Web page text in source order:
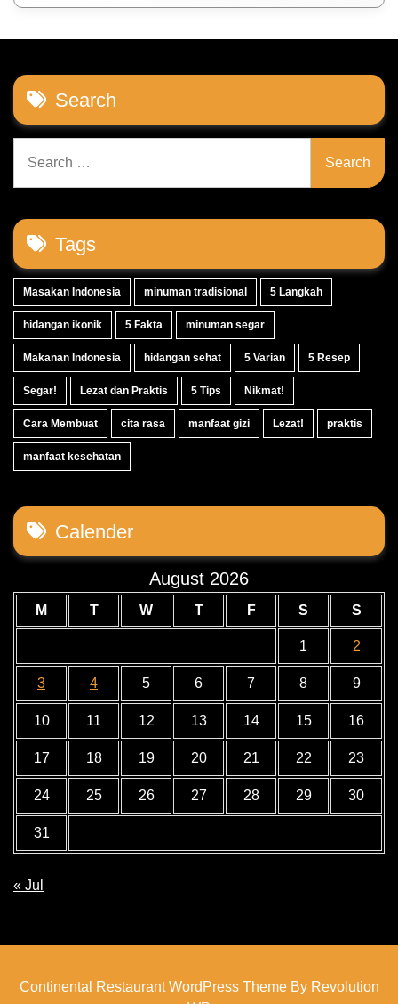
Search
for:
Tags
Masakan Indonesia minuman tradisional 5 Langkah
hidangan ikonik 5 Fakta minuman segar
Makanan Indonesia hidangan sehat 5 Varian 5 Resep
Segar! Lezat dan Praktis 5 Tips Nikmat!
Cara Membuat cita rasa manfaat gizi Lezat! praktis
manfaat kesehatan
Calender
August 2026
M T W T F S S
1 2
3 4 5 6 7 8 9
10 11 12 13 14 15 16
17 18 19 20 21 22 23
24 25 26 27 28 29 30
31
« Jul
Continental Restaurant WordPress Theme By Revolution